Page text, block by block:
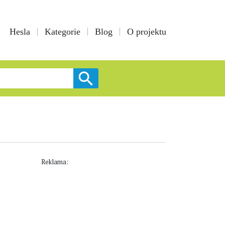
Hesla Kategorie Blog O projektu
Reklama: